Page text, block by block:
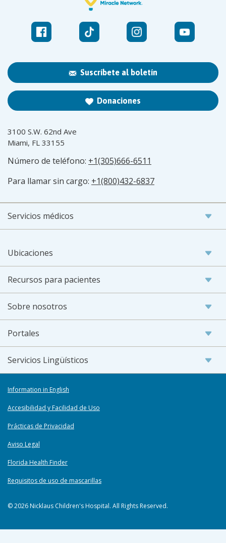
Suscríbete al boletín
Donaciones
3100 S.W. 62nd Ave
Miami, FL 33155
Número de teléfono: +1(305)666-6511
Para llamar sin cargo: +1(800)432-6837
Servicios médicos
Ubicaciones
Recursos para pacientes
Sobre nosotros
Portales
Servicios Lingüísticos
Information in English
Accesibilidad y Facilidad de Uso
Prácticas de Privacidad
Aviso Legal
Florida Health Finder
Requisitos de uso de mascarillas
© 2026 Nicklaus Children's Hospital. All Rights Reserved.